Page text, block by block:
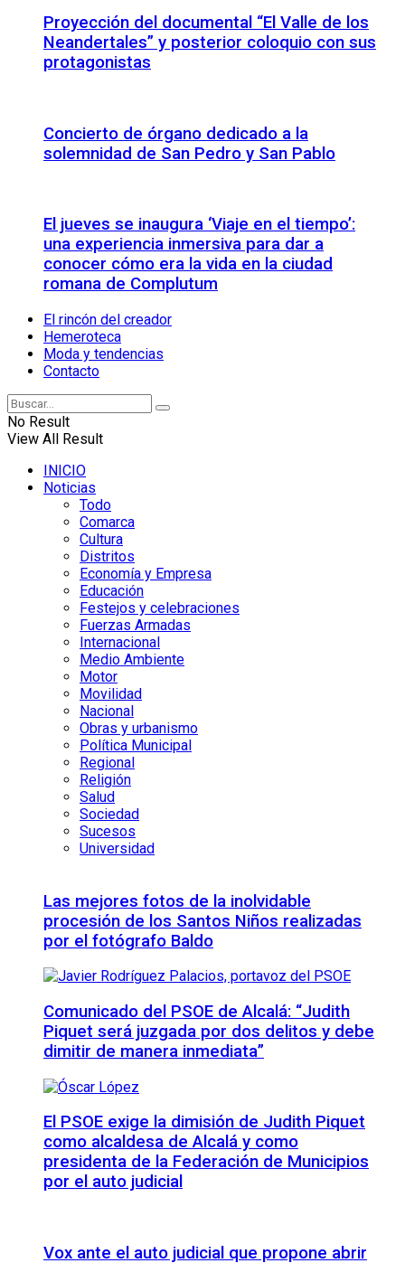
Proyección del documental “El Valle de los
Neandertales” y posterior coloquio con sus
protagonistas
Concierto de órgano dedicado a la
solemnidad de San Pedro y San Pablo
El jueves se inaugura ‘Viaje en el tiempo’:
una experiencia inmersiva para dar a
conocer cómo era la vida en la ciudad
romana de Complutum
El rincón del creador
Hemeroteca
Moda y tendencias
Contacto
No Result
View All Result
INICIO
Noticias
Todo
Comarca
Cultura
Distritos
Economía y Empresa
Educación
Festejos y celebraciones
Fuerzas Armadas
Internacional
Medio Ambiente
Motor
Movilidad
Nacional
Obras y urbanismo
Política Municipal
Regional
Religión
Salud
Sociedad
Sucesos
Universidad
Las mejores fotos de la inolvidable
procesión de los Santos Niños realizadas
por el fotógrafo Baldo
Comunicado del PSOE de Alcalá: “Judith
Piquet será juzgada por dos delitos y debe
dimitir de manera inmediata”
El PSOE exige la dimisión de Judith Piquet
como alcaldesa de Alcalá y como
presidenta de la Federación de Municipios
por el auto judicial
Vox ante el auto judicial que propone abrir